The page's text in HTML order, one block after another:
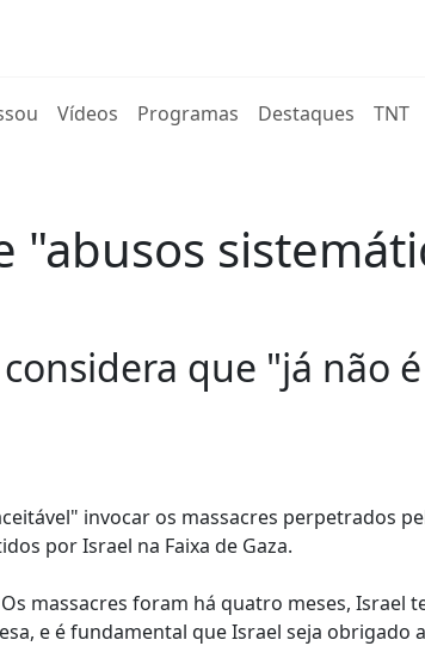
Vídeos Programas Destaques TNT
"abusos
que "já não
invocar os massacres perpetrados
por Israel na Faixa de Gaza.
massacres foram há quatro meses, Israel
e é fundamental que Israel seja obrigado a